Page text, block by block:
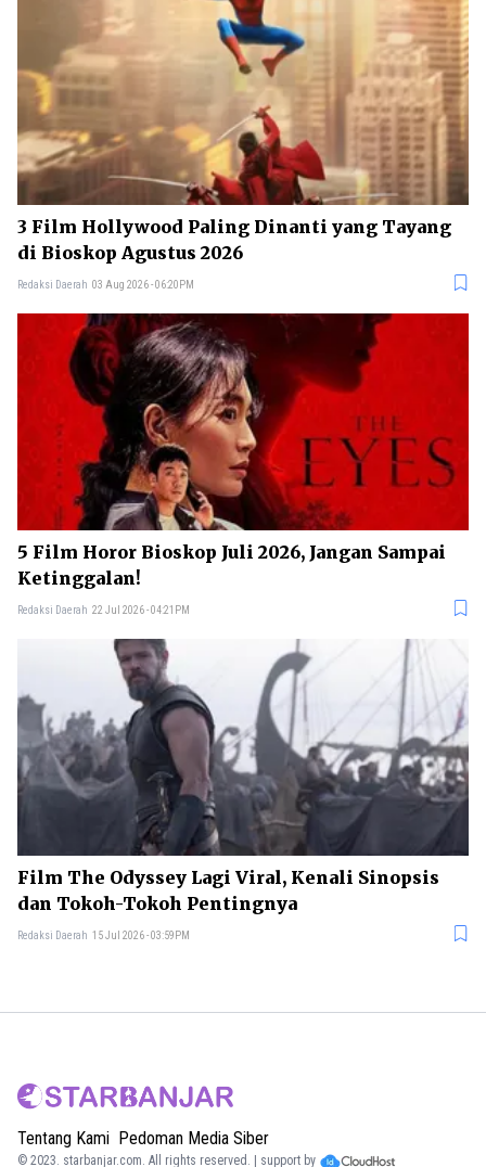
3 Film Hollywood Paling Dinanti yang Tayang
di Bioskop Agustus 2026
Redaksi Daerah 03 Aug 2026 - 06:20PM
5 Film Horor Bioskop Juli 2026, Jangan Sampai
Ketinggalan!
Redaksi Daerah 22 Jul 2026 - 04:21PM
Film The Odyssey Lagi Viral, Kenali Sinopsis
dan Tokoh-Tokoh Pentingnya
Redaksi Daerah 15 Jul 2026 - 03:59PM
Tentang Kami Pedoman Media Siber
© 2023. starbanjar.com. All rights reserved. | support by